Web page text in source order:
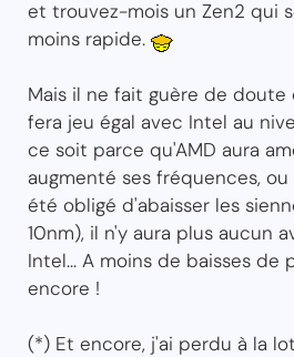
et trouvez-mois un Zen2 qui
moins rapide.
Mais il ne fait guère de doute
fera jeu égal avec Intel au
ce soit parce qu'AMD aura
augmenté ses fréquences,
été obligé d'abaisser les
10nm), il n'y aura plus aucun
Intel... A moins de baisses de
encore !
(*) Et encore, j'ai perdu à la